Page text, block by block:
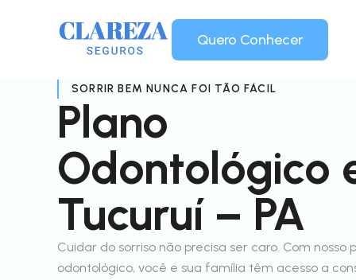
Quero Conhecer
SORRIR BEM NUNCA FOI TÃO FÁCIL
Plano
Odontológico
Tucuruí – PA
Cuidar do sorriso não precisa ser caro. Com nosso
odontológico, você e sua família têm acesso a